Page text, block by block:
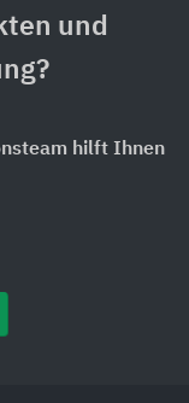
und
hilft Ihnen